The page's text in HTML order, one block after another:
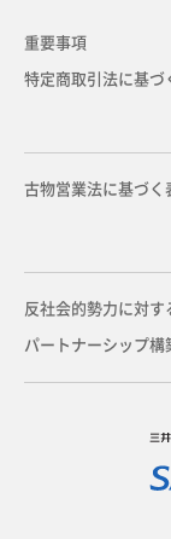
重要事項
特定商取引法に基づ
古物営業法に基づく
反社会的勢力に対す
パートナーシップ構